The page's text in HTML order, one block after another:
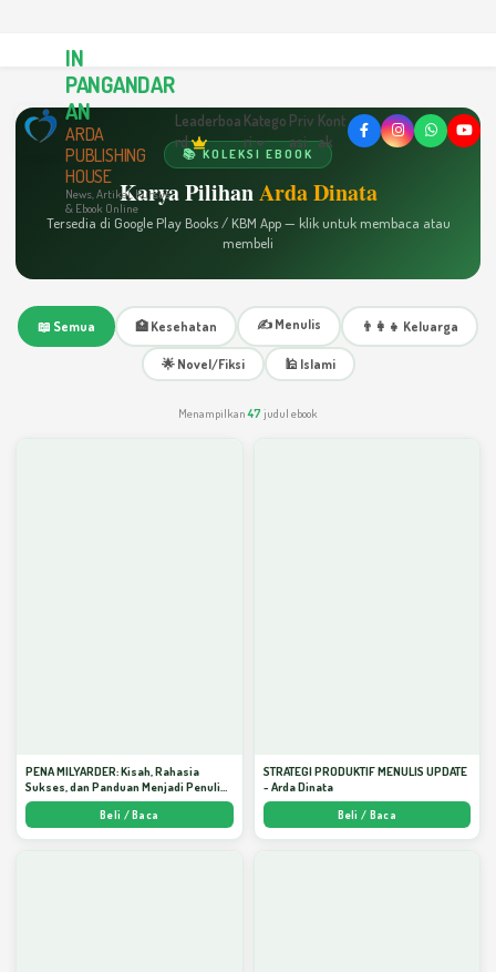
IN
PANGANDAR
AN
ARDA
PUBLISHING
HOUSE
News, Artikel, Kursus
& Ebook Online
Leaderboa
rd
Katego
ri
Priv
asi
Kont
ak
📚 KOLEKSI EBOOK
Karya PilihanArda Dinata
Tersedia di Google Play Books / KBM App — klik untuk membaca atau
membeli
📖 Semua 🏥 Kesehatan ✍️ Menulis 👨‍👩‍👧 Keluarga
🌟 Novel/Fiksi 🕌 Islami
Menampilkan47 judul ebook
PENA MILYARDER: Kisah, Rahasia
Sukses, dan Panduan Menjadi Penulis 1
Milyar di KBM App dari Nol - Arda Dinata
Beli / Baca
STRATEGI PRODUKTIF MENULIS UPDATE
- Arda Dinata
Beli / Baca